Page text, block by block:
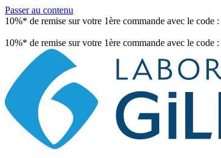
Passer au contenu
10%* de remise sur votre 1ère commande avec le code :
10%* de remise sur votre 1ère commande avec le code :